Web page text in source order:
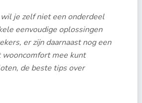
je zelf niet een onderdeel
eenvoudige oplossingen
er zijn daarnaast nog een
wooncomfort mee kunt
de beste tips over